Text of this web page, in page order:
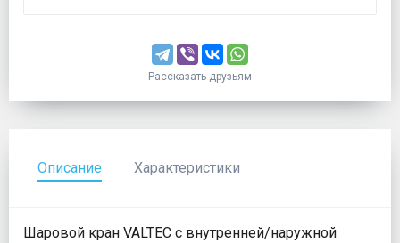
Рассказать друзьям
Описание Характеристики
Шаровой кран VALTEC с внутренней/наружной